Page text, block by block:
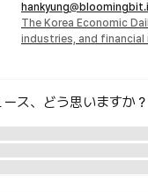
The Korea Economic
industries, and financial
ース、どう思いますか？